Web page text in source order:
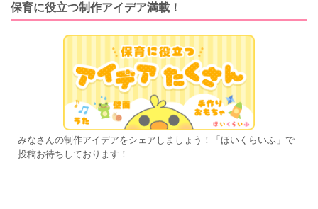
保育に役立つ制作アイデア満載！
みなさんの制作アイデアをシェアしましょう！「ほいくらいふ」で
投稿お待ちしております！